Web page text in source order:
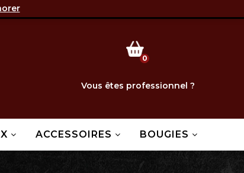
Saint-Jean-Aux-Amognes
0
Vous êtes professionnel ?
ACCESSOIRES BOUGIES